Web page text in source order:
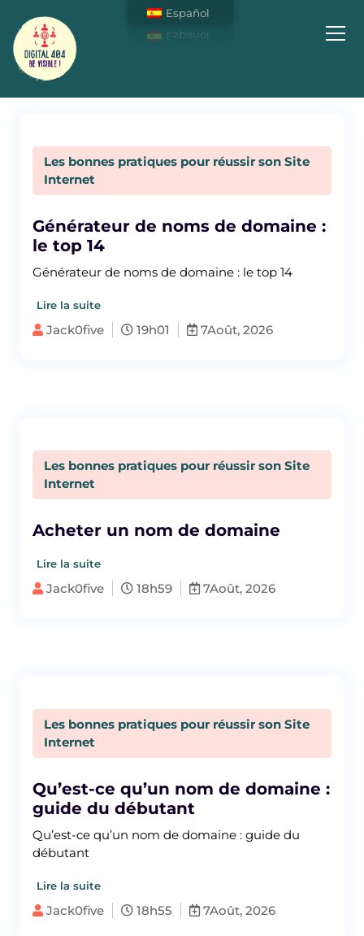
Les bonnes pratiques pour réussir son Site
Internet
Générateur de noms de domaine :
le top 14
Générateur de noms de domaine : le top 14
Lire la suite
Jack0five 19h01 7Août, 2026
Les bonnes pratiques pour réussir son Site
Internet
Acheter un nom de domaine
Lire la suite
Jack0five 18h59 7Août, 2026
Les bonnes pratiques pour réussir son Site
Internet
Qu’est-ce qu’un nom de domaine :
guide du débutant
Qu’est-ce qu’un nom de domaine : guide du
débutant
Lire la suite
Jack0five 18h55 7Août, 2026
Español